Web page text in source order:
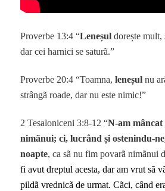
Proverbe 13:4 “Leneșul dorește
dar cei harnici se saturã.”
Proverbe 20:4 “Toamna,leneșul nu
strângã roade, dar nu este nimic!”
2 Tesaloniceni 3:8-12 “N-am mâncat
nimãnui; ci, lucrând și ostenindu-
noapte, ca sã nu fim povarã nimãnui
fi avut dreptul acesta, dar am vrut sã
pildã vrednicã de urmat. Cãci, când